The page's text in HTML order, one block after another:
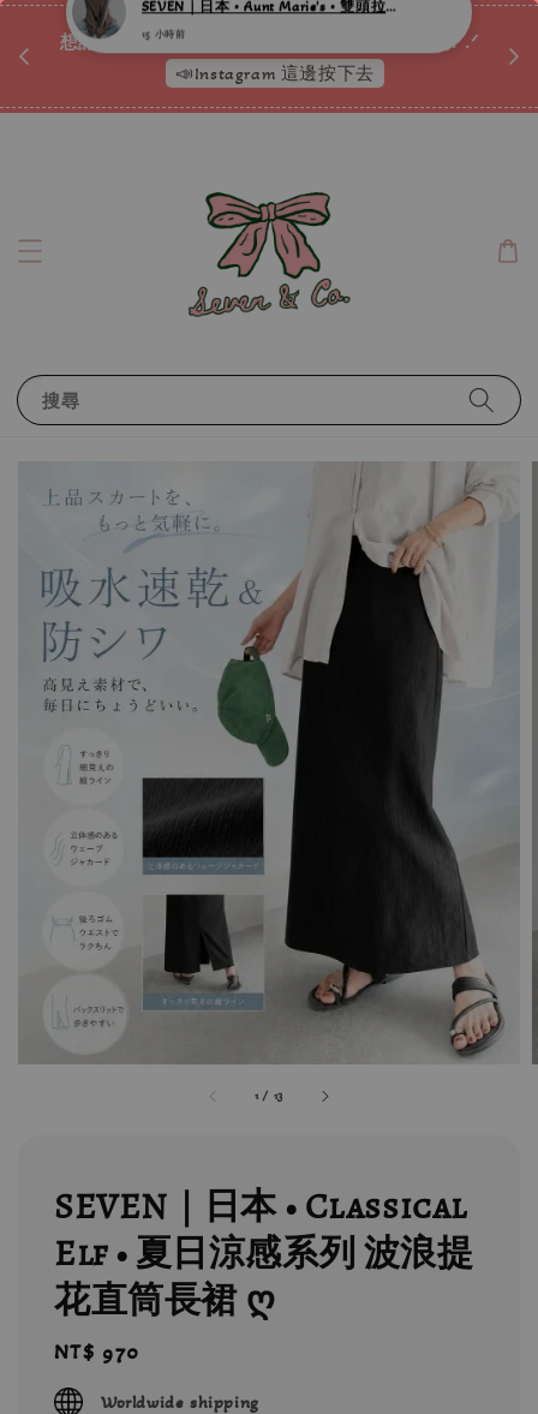
想訂製屬於自己的『水晶手鍊』嗎ꕀ♡ 私訊我們.ᐟ.ᐟ
📣Instagram 這邊按下去
搜尋
1 / 13
SEVEN｜日本 • Classical
Elf • 夏日涼感系列 波浪提
花直筒長裙 ღ
Regular
price
NT$ 970
Worldwide shipping